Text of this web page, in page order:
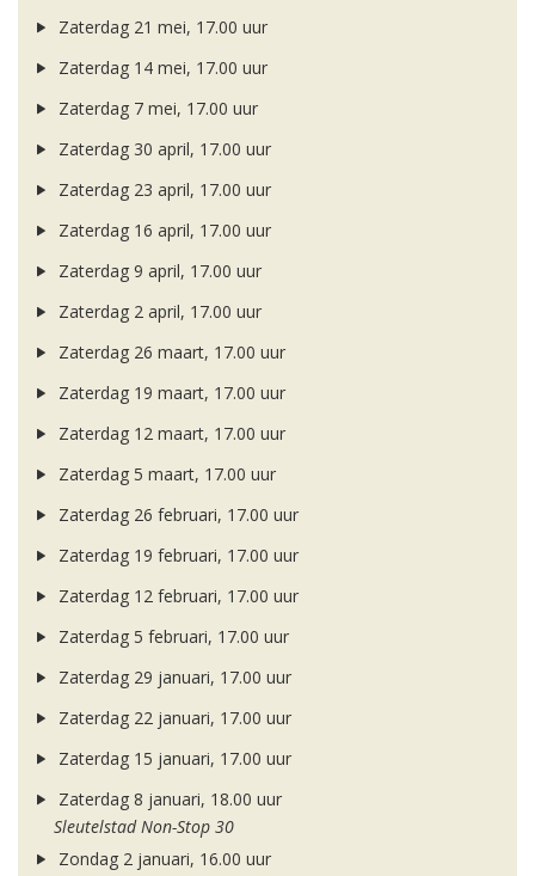
Zaterdag 21 mei, 17.00 uur
Zaterdag 14 mei, 17.00 uur
Zaterdag 7 mei, 17.00 uur
Zaterdag 30 april, 17.00 uur
Zaterdag 23 april, 17.00 uur
Zaterdag 16 april, 17.00 uur
Zaterdag 9 april, 17.00 uur
Zaterdag 2 april, 17.00 uur
Zaterdag 26 maart, 17.00 uur
Zaterdag 19 maart, 17.00 uur
Zaterdag 12 maart, 17.00 uur
Zaterdag 5 maart, 17.00 uur
Zaterdag 26 februari, 17.00 uur
Zaterdag 19 februari, 17.00 uur
Zaterdag 12 februari, 17.00 uur
Zaterdag 5 februari, 17.00 uur
Zaterdag 29 januari, 17.00 uur
Zaterdag 22 januari, 17.00 uur
Zaterdag 15 januari, 17.00 uur
Zaterdag 8 januari, 18.00 uur
Sleutelstad Non-Stop 30
Zondag 2 januari, 16.00 uur